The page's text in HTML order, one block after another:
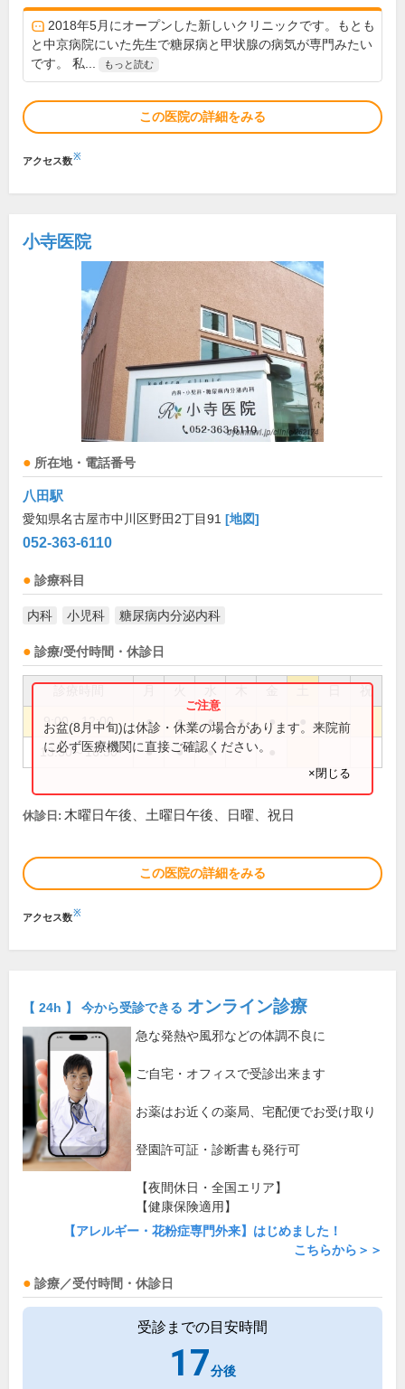
2018年5月にオープンした新しいクリニックです。もとも
と中京病院にいた先生で糖尿病と甲状腺の病気が専門みたい
です。 私...
もっと読む
この医院の詳細をみる
アクセス数※
小寺医院
所在地・電話番号
八田駅
愛知県名古屋市中川区野田2丁目91 [地図]
052-363-6110
診療科目
内科 小児科 糖尿病内分泌内科
診療/受付時間・休診日
祝
9:00～12:00 ● ● ● ● ●
13:30～16:30 ● ● ●
お盆(8月中旬)は休診・休業の場合があります。来院前
に必ず医療機関に直接ご確認ください。
×閉じる
休診日: 木曜日午後、土曜日午後、日曜、祝日
この医院の詳細をみる
アクセス数※
【 24h 】 今から受診できる オンライン診療
急な発熱や風邪などの体調不良に
ご自宅・オフィスで受診出来ます
お薬はお近くの薬局、宅配便でお受け取り
登園許可証・診断書も発行可
【夜間休日・全国エリア】
【健康保険適用】
【アレルギー・花粉症専門外来】はじめました！
こちらから＞＞
診療／受付時間・休診日
受診までの目安時間
17分後